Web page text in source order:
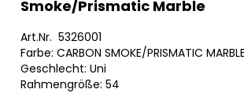
Smoke/Prismatic Marble
Art.Nr. 5326001
Farbe: CARBON SMOKE/PRISMATIC MARBLE
Geschlecht: Uni
Rahmengröße: 54